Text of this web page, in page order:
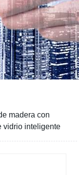
madera con
vidrio inteligente